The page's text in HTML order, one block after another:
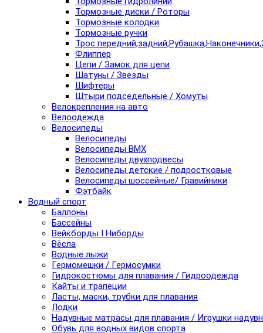
Тормозные диски / Роторы
Тормозные колодки
Тормозные ручки
Трос
Флиппер
Цепи / Замок для цепи
Шатуны / Звезды
Шифтеры
Штыри подседельные / Хомуты
Велокрепления на авто
Велоодежда
Велосипеды
Велосипеды
Велосипеды BMX
Велосипеды двухподвесы
Велосипеды детские / подростковые
Велосипеды шоссейные/ Гравийники
Фэтбайк
Водный спорт
Баллоны
Бассейны
Вейкборды I Ниборды
Вёсла
Водные лыжи
Гермомешки / Гермосумки
Гидрокостюмы для плавания / Гидроодежда
Кайты и трапеции
Ласты, маски, трубки для плавания
Лодки
Надувные матрасы для плавания / Игрушки
Обувь для водных видов спорта